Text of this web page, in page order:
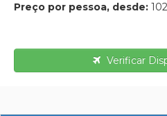
Preço por pessoa, desde:
Verificar